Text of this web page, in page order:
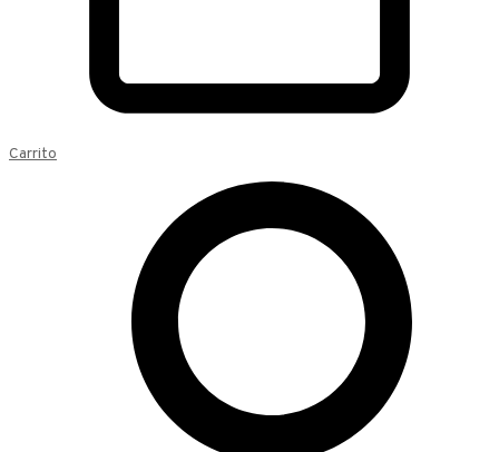
Carrito